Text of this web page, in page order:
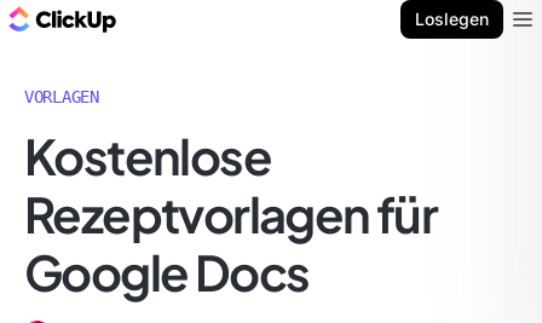
Loslegen
VORLAGEN
Kostenlose
Rezeptvorlagen für
Google Docs